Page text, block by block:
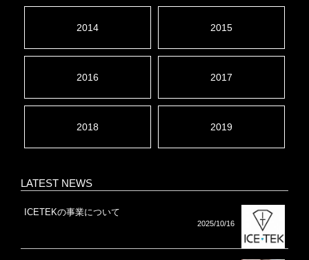
2014 2015
2016 2017
2018 2019
LATEST NEWS
ICETEKの事業について
2025/10/16